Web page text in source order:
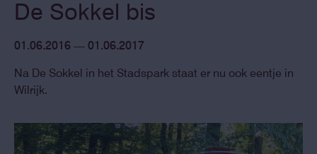
De Sokkel bis
01.06.2016 — 01.06.2017
Na De Sokkel in het Stadspark staat er nu ook eentje in
Wilrijk.